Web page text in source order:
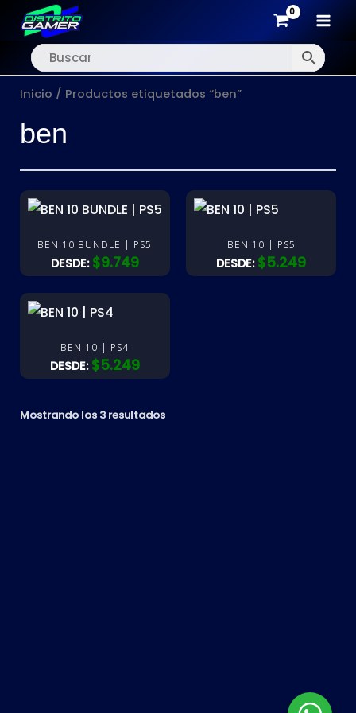
al
contenido
Inicio / Productos etiquetados “ben”
ben
BEN 10 BUNDLE | PS5
DESDE: $9.749
BEN 10 | PS5
DESDE: $5.249
BEN 10 | PS4
DESDE: $5.249
Mostrando los 3 resultados